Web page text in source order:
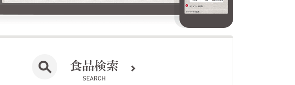
クミタスでのご利用は商品購入時も無料です